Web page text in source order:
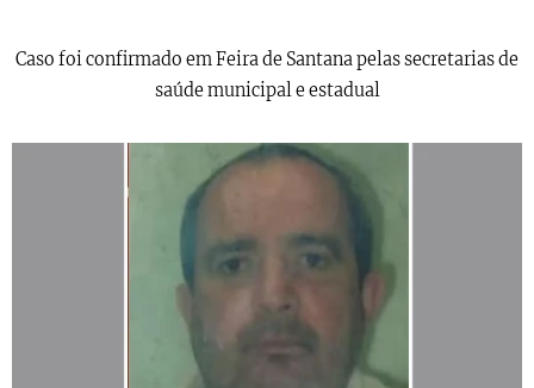
Caso foi confirmado em Feira de Santana pelas secretarias de
saúde municipal e estadual